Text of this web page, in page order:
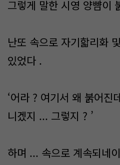
그렇게 말한 시영 양뺨이
난또 속으로 자기핣리화
있었다 .
‘어라 ? 여기서 왜 붉어진
니겠지 ... 그렇지 ? ’
하며 ... 속으로 계속되네